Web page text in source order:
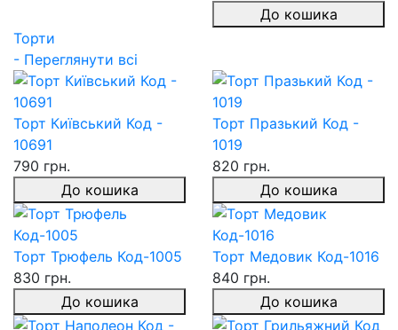
До кошика
Торти
- Переглянути всі
Торт Київський Код -
10691
790 грн.
До кошика
Торт Празький Код -
1019
820 грн.
До кошика
Торт Трюфель Код-1005
830 грн.
До кошика
Торт Медовик Код-1016
840 грн.
До кошика